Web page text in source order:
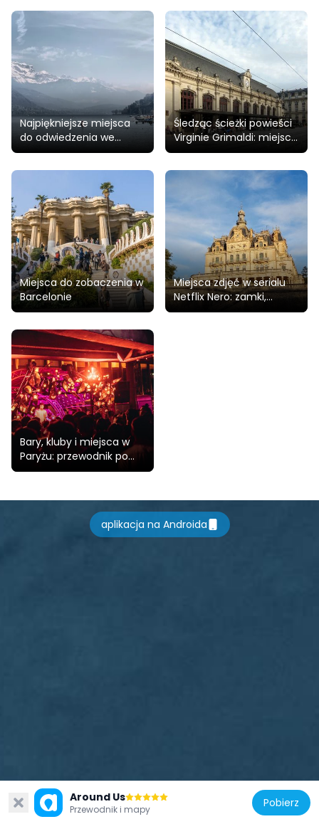
Montmartre
Najpiękniejsze miejsca
do odwiedzenia we
Francji zimą
Śledząc ścieżki powieści
Virginie Grimaldi: miejsca
jakich nigdy nie widziałeś
Miejsca do zobaczenia w
Barcelonie
Miejsca zdjęć w serialu
Netflix Nero: zamki,
fortece, miasta we
Bary, kluby i miejsca w
Paryżu: przewodnik po
miejscach LGBT+
aplikacja na Androida
Around Us
Przewodnik i mapy Pobierz